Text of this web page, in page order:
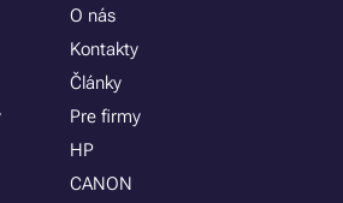
O nás
Kontakty
Články
Pre firmy
HP
CANON